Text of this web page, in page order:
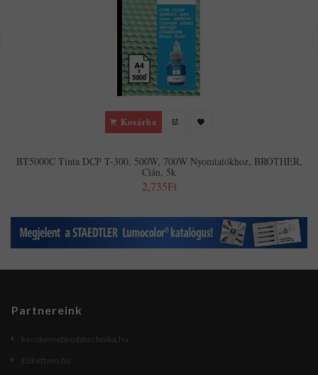
Kosárba
BT5000C Tinta DCP T-300, 500W, 700W Nyomtatókhoz, BROTHER,
Cián, 5k
2,735Ft
Partnereink
kecskemetirodatechnika.hu
Etikettem.hu